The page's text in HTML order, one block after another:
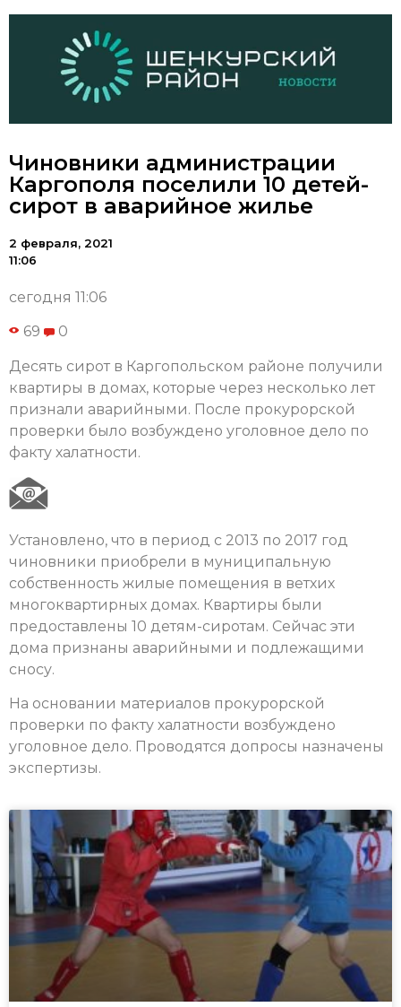
Чиновники администрации
Каргополя поселили 10 детей-
сирот в аварийное жилье
2 февраля, 2021
11:06
сегодня 11:06
69 0
Десять сирот в Каргопольском районе получили
квартиры в домах, которые через несколько лет
признали аварийными. После прокурорской
проверки было возбуждено уголовное дело по
факту халатности.
Установлено, что в период с 2013 по 2017 год
чиновники приобрели в муниципальную
собственность жилые помещения в ветхих
многоквартирных домах. Квартиры были
предоставлены 10 детям-сиротам. Сейчас эти
дома признаны аварийными и подлежащими
сносу.
На основании материалов прокурорской
проверки по факту халатности возбуждено
уголовное дело. Проводятся допросы назначены
экспертизы.